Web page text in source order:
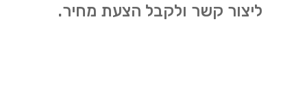
ליצור קשר ולקבל הצעת מחיר.